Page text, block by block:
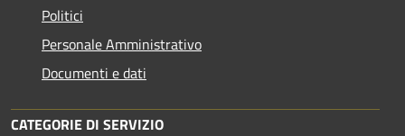
Politici
Personale Amministrativo
Documenti e dati
CATEGORIE DI SERVIZIO